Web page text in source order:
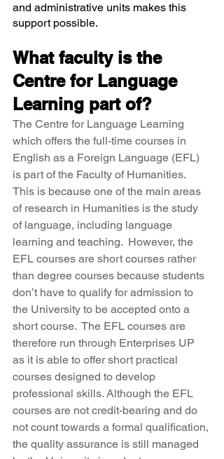
and administrative units makes this
support possible.
What faculty is the
Centre for Language
Learning part of?
The Centre for Language Learning
which offers the full-time courses in
English as a Foreign Language (EFL)
is part of the Faculty of Humanities.
This is because one of the main areas
of research in Humanities is the study
of language, including language
learning and teaching.  However, the
EFL courses are short courses rather
than degree courses because students
don’t have to qualify for admission to
the University to be accepted onto a
short course.  The EFL courses are
therefore run through Enterprises UP
as it is able to offer short practical
courses designed to develop
professional skills. Although the EFL
courses are not credit-bearing and do
not count towards a formal qualification,
the quality assurance is still managed